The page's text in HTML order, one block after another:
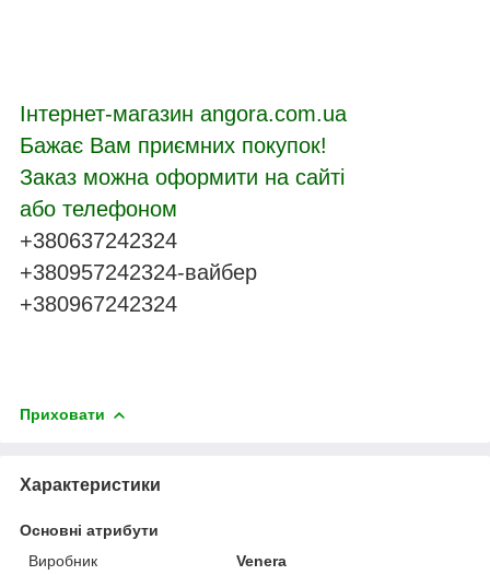
Інтернет-магазин angora.com.ua
Бажає Вам приємних покупок!
Заказ можна оформити на сайті
або телефоном
+380637242324
+380957242324-вайбер
+380967242324
Приховати
Характеристики
Основні атрибути
Виробник
Venera